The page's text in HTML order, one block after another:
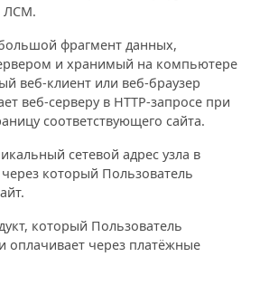
ЛСМ.
фрагмент данных,
и хранимый на компьютере
веб-клиент или веб-браузер
веб-серверу в HTTP-запросе при
соответствующего сайта.
сетевой адрес узла в
который Пользователь
который Пользователь
оплачивает через платёжные